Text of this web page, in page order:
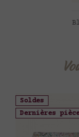
Soldes
Dernières